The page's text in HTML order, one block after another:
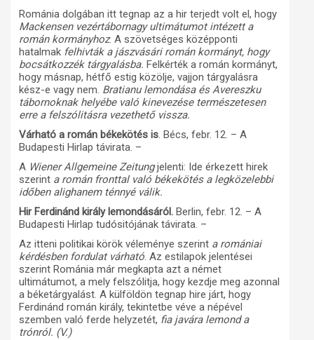
Románia dolgában itt tegnap az a hir terjedt volt el, hogy
Mackensen vezértábornagy ultimátumot intézett a
román kormányhoz. A szövetséges középponti
hatalmak felhivták a jászvásári román kormányt, hogy
bocsátkozzék tárgyalásba. Felkérték a román kormányt,
hogy másnap, hétfő estig közölje, vajjon tárgyalásra
kész-e vagy nem. Bratianu lemondása és Avereszku
tábornoknak helyébe való kinevezése természetesen
erre a felszólitásra vezethető vissza.
Várható a román békekötés is. Bécs, febr. 12. – A
Budapesti Hirlap távirata. –
A Wiener Allgemeine Zeitungjelenti: Ide érkezett hirek
szerint a román fronttal való békekötés a legközelebbi
időben alighanem ténnyé válik.
Hir Ferdinánd király lemondásáról. Berlin, febr. 12. – A
Budapesti Hirlap tudósitójának távirata. –
Az itteni politikai körök véleménye szerint a romániai
kérdésben fordulat várható. Az estilapok jelentései
szerint Románia már megkapta azt a német
ultimátumot, a mely felszólitja, hogy kezdje meg azonnal
a béketárgyalást. A külföldön tegnap hire járt, hogy
Ferdinánd román király, tekintetbe véve a népével
szemben való ferde helyzetét, fia javára lemond a
trónról. (V.)